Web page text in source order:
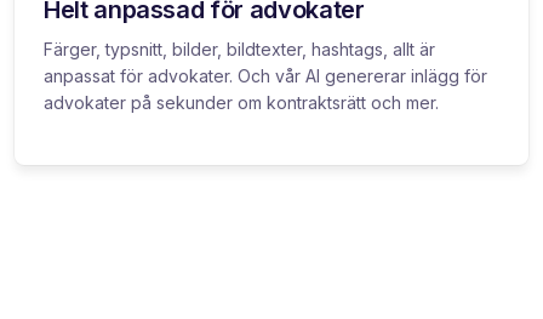
Helt anpassad för advokater
Färger, typsnitt, bilder, bildtexter, hashtags, allt är
anpassat för advokater. Och vår AI genererar inlägg för
advokater på sekunder om kontraktsrätt och mer.